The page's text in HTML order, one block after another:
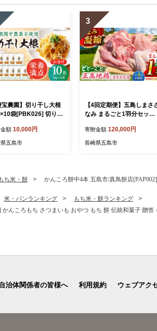
宝農園】切り干し大根
袋[PBK026] 切り干
小分け 野菜 乾物 乾
ライ
額 10,000円
五島市
3
【4回定期便】五島しまさ
なみ まるごと1羽分セット
ざなみ農園 [PHH003]
寄附金額 120,000円
長崎県五島市
ち米・餅 かんころ餅中4本 五島市/真鳥餅店
米・パンランキング
もち米・餅ランキング
んころもち さつまいも おやつ もち 餅 伝統和菓子 贈答
自治体関係者の皆様へ 利用規約 ウェブアク